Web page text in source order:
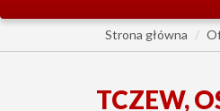
Strona główna
TCZEW,